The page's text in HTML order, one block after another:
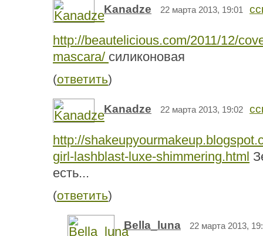
Kanadze 22 марта 2013, 19:01
http://beautelicious.com/2011/12/
mascara/ силиконовая
(ответить)
Kanadze 22 марта 2013, 19:02
http://
girl-lashblast-luxe-shimmering.html
есть...
(ответить)
Bella_luna 22 марта 2013,